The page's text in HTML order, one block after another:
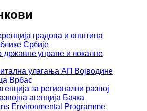
градова и општина
Србије
државне управе и локалне
улагања АП Војводине
Врбас
за регионални развој
агенција Бачка
Environmental Programme